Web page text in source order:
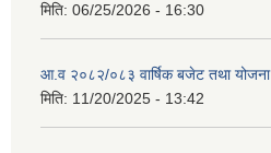
मिति: 06/25/2026 - 16:30
आ.व २०८२/०८३ वार्षिक बजेट तथा योजना
मिति: 11/20/2025 - 13:42